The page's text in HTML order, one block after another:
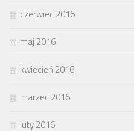
czerwiec 2016
maj 2016
kwiecień 2016
marzec 2016
luty 2016